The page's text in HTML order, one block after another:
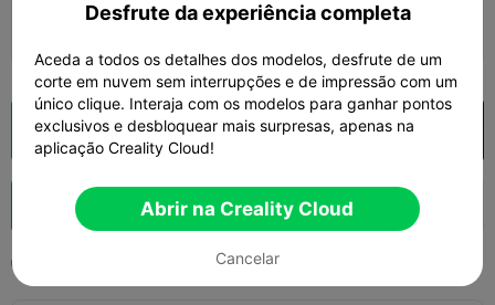
Autor 14h 01m
Fatiamento na Nuvem Abrir na Creality Cloud
Boost 142 166 

Desfrute da experiência completa
Aceda a todos os detalhes dos modelos, desfrute de um
corte em nuvem sem interrupções e de impressão com um
único clique. Interaja com os modelos para ganhar pontos
exclusivos e desbloquear mais surpresas, apenas na
aplicação Creality Cloud!
Abrir na Creality Cloud
Cancelar